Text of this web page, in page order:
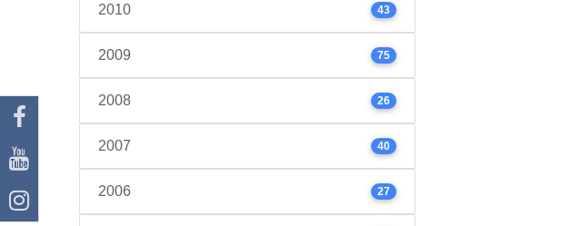
2010 43
2009 75
2008 26
2007 40
2006 27